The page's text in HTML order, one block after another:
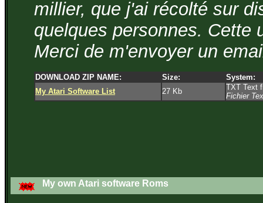
millier, que j'ai récolté sur
quelques personnes. Cette
Merci de m'envoyer un
DOWNLOAD ZIP NAME: Size:
System:
My Atari Software List
27 Kb
TXT Text
Fichier
My own Atari software Roms